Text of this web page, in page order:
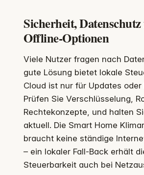
Sicherheit,
Offline-Optionen
Viele Nutzer fragen nach
gute Lösung bietet lokale
Cloud ist nur für Updates oder
Prüfen Sie Verschlüsselung,
Rechtekonzepte, und halten
aktuell. Die Smart Home
braucht keine ständige
– ein lokaler Fall-Back erhält
Steuerbarkeit auch bei